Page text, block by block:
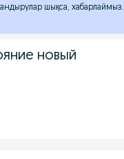
шықса, хабарлаймыз.
новый